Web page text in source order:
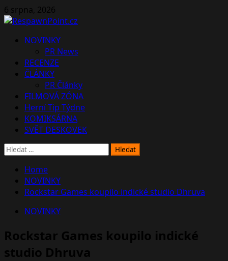
Skip
to
6 srpna, 2026
PrimaryNOVINKY
PR News
RECENZE
ČLÁNKY
PR Články
FILMOVÁ ZÓNA
Herní Tip Týdne
KOMIKSÁRNA
SVĚT DESKOVEK
Vyhledávání
Home
NOVINKY
Rockstar Games koupilo indické studio Dhruva
NOVINKY
Rockstar Games koupilo indické
studio Dhruva